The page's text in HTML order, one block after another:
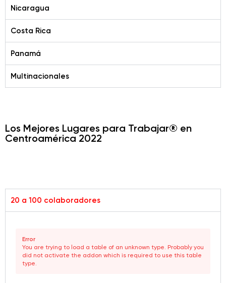
Nicaragua
Costa Rica
Panamá
Multinacionales
Los Mejores Lugares para Trabajar® en
Centroamérica 2022
20 a 100 colaboradores
Error
You are trying to load a table of an unknown type. Probably you
did not activate the addon which is required to use this table
type.